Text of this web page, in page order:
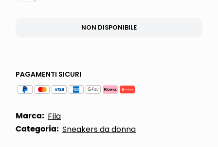
NON DISPONIBILE
PAGAMENTI SICURI
Marca: Fila
Categoria: Sneakers da donna